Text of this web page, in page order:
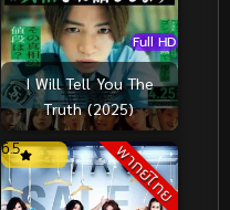
Full HD
I Will Tell You The
Truth (2025)
พากย์ไทย
6.5